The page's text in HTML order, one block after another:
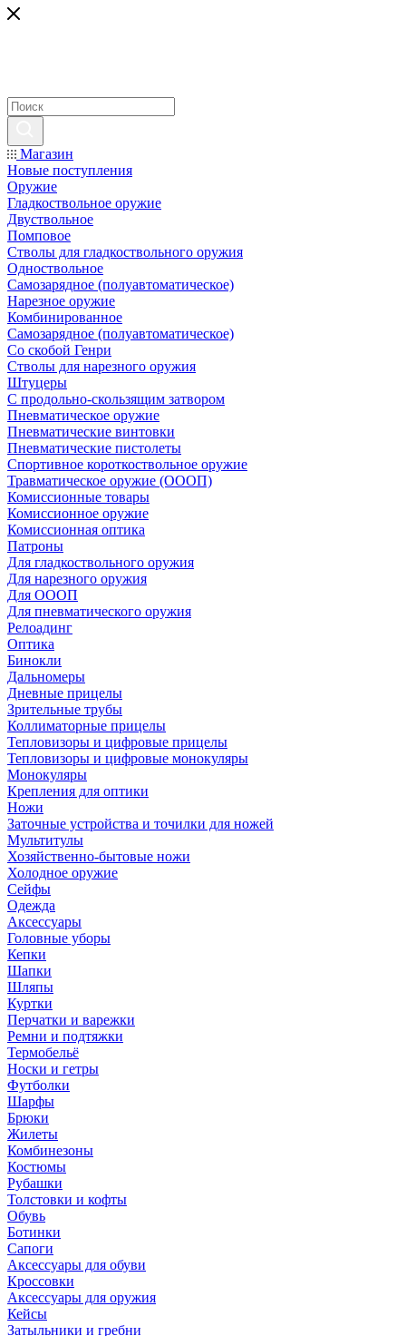
Магазин
Новые поступления
Оружие
Гладкоствольное оружие
Двуствольное
Помповое
Стволы для гладкоствольного оружия
Одноствольное
Самозарядное (полуавтоматическое)
Нарезное оружие
Комбинированное
Самозарядное (полуавтоматическое)
Со скобой Генри
Стволы для нарезного оружия
Штуцеры
С продольно-скользящим затвором
Пневматическое оружие
Пневматические винтовки
Пневматические пистолеты
Спортивное короткоствольное оружие
Травматическое оружие (ОООП)
Комиссионные товары
Комиссионное оружие
Комиссионная оптика
Патроны
Для гладкоствольного оружия
Для нарезного оружия
Для ОООП
Для пневматического оружия
Релоадинг
Оптика
Бинокли
Дальномеры
Дневные прицелы
Зрительные трубы
Коллиматорные прицелы
Тепловизоры и цифровые прицелы
Тепловизоры и цифровые монокуляры
Монокуляры
Крепления для оптики
Ножи
Заточные устройства и точилки для ножей
Мультитулы
Хозяйственно-бытовые ножи
Холодное оружие
Сейфы
Одежда
Аксессуары
Головные уборы
Кепки
Шапки
Шляпы
Куртки
Перчатки и варежки
Ремни и подтяжки
Термобельё
Носки и гетры
Футболки
Шарфы
Брюки
Жилеты
Комбинезоны
Костюмы
Рубашки
Толстовки и кофты
Обувь
Ботинки
Сапоги
Аксессуары для обуви
Кроссовки
Аксессуары для оружия
Кейсы
Затыльники и гребни